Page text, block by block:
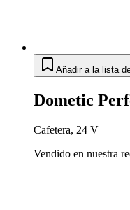
Añadir a la lista
Dometic
Cafetera, 24 V
Vendido en nuestra